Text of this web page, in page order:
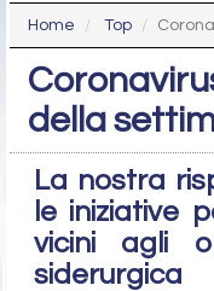
Home Top
della
La nostra
le iniziative
vicini agli
siderurgica